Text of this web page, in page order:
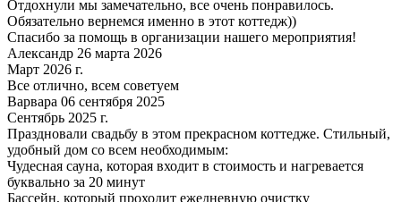
Отдохнули мы замечательно, все очень понравилось.
Обязательно вернемся именно в этот коттедж))
Спасибо за помощь в организации нашего мероприятия!
Александр 26 марта 2026
Март 2026 г.
Все отлично, всем советуем
Варвара 06 сентября 2025
Сентябрь 2025 г.
Праздновали свадьбу в этом прекрасном коттедже. Стильный,
удобный дом со всем необходимым:
Чудесная сауна, которая входит в стоимость и нагревается
буквально за 20 минут
Бассейн, который проходит ежедневную очистку